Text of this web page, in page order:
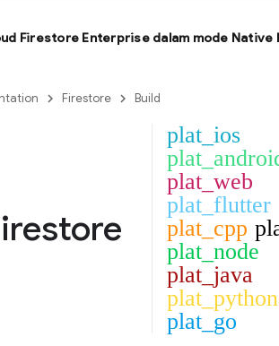
Firestore Enterprise dalam mode
Firestore Build
plat_ios
plat_web
plat_flutter
plat_cpp
plat_node
plat_java
plat_python
plat_go